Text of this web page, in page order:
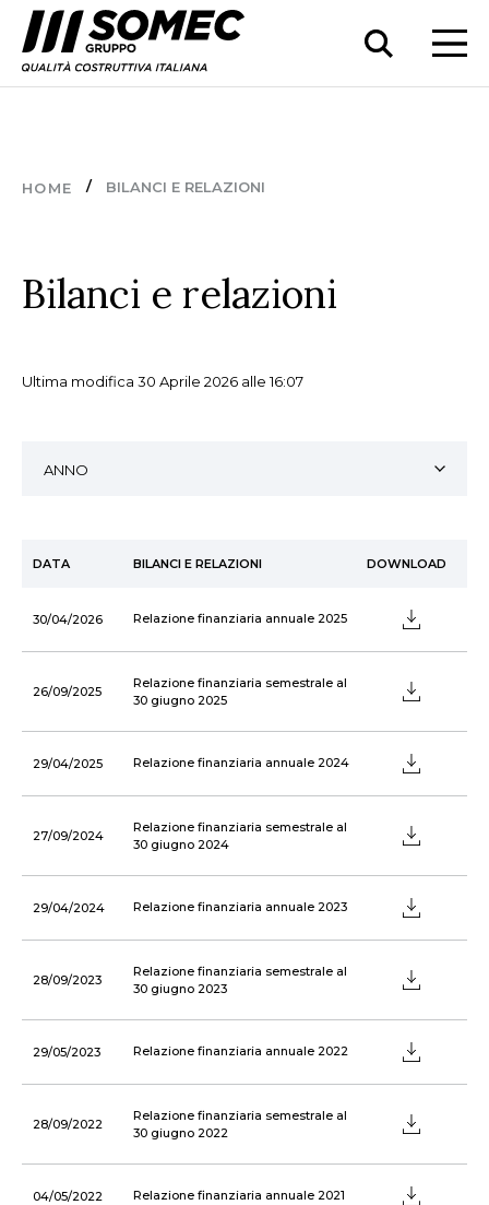
HOME BILANCI E RELAZIONI
Bilanci e relazioni
Ultima modifica 30 Aprile 2026 alle 16:07
DATA BILANCI E RELAZIONI DOWNLOAD
30/04/2026 Relazione finanziaria annuale 2025
26/09/2025
Relazione finanziaria semestrale al
30 giugno 2025
29/04/2025 Relazione finanziaria annuale 2024
27/09/2024
Relazione finanziaria semestrale al
30 giugno 2024
29/04/2024 Relazione finanziaria annuale 2023
28/09/2023
Relazione finanziaria semestrale al
30 giugno 2023
29/05/2023 Relazione finanziaria annuale 2022
28/09/2022
Relazione finanziaria semestrale al
30 giugno 2022
04/05/2022 Relazione finanziaria annuale 2021